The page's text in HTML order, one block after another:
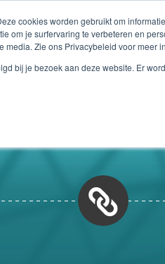
cookies worden gebruikt om
om je surfervaring te verbeteren en
Zie ons Privacybeleid voor meer
bij je bezoek aan deze website. Er